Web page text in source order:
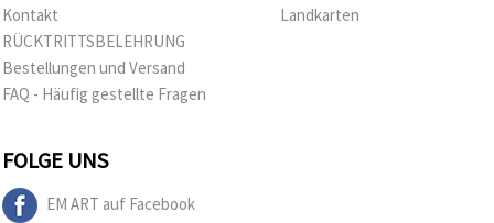
Kontakt
RÜCKTRITTSBELEHRUNG
Bestellungen und Versand
FAQ - Häufig gestellte Fragen
Landkarten
FOLGE UNS
EM ART auf Facebook